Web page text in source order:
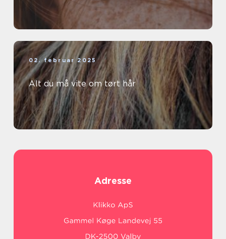
02. februar 2025
Alt du må vite om tørt hår
Adresse